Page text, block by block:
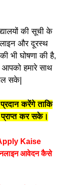
की सूची के
और दूरस्थ
भी घोषणा की है,
आपको हमारे साथ
सके|
करेंगे ताकि
कर सके।
Kaise
आवेदन कैसे